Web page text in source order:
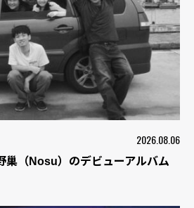
2026.08.06
巢（Nosu）のデビューアルバム